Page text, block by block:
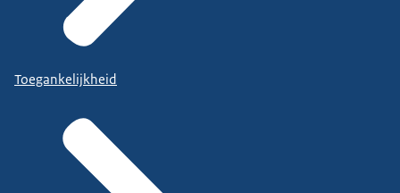
Toegankelijkheid